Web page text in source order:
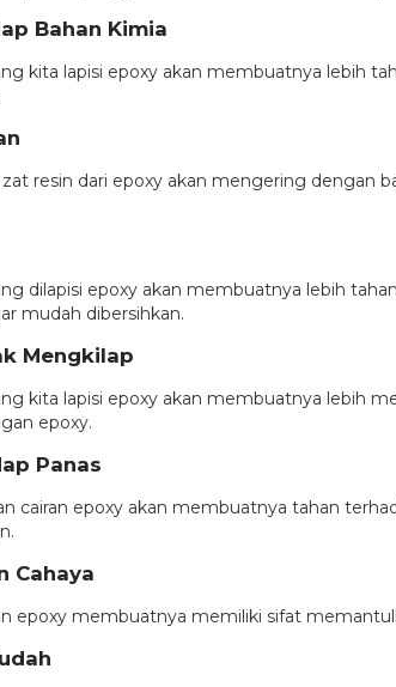
Bahan Kimia
kita lapisi epoxy akan membuatnya lebih
resin dari epoxy akan mengering dengan
dilapisi epoxy akan membuatnya lebih
mudah dibersihkan.
Mengkilap
kita lapisi epoxy akan membuatnya lebih
epoxy.
Panas
cairan epoxy akan membuatnya tahan
Cahaya
epoxy membuatnya memiliki sifat